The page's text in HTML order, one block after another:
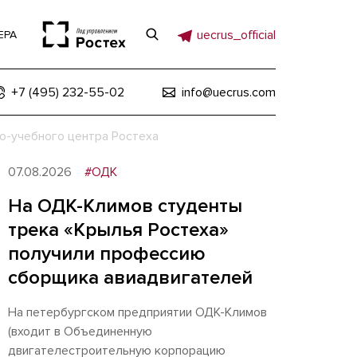
uecrus_official
+7 (495) 232-55-02 info@uecrus.com
учебного центра Ростеха
07.08.2026 #ОДК
На ОДК-Климов студенты
трека «Крылья Ростеха»
получили профессию
сборщика авиадвигателей
На петербургском предприятии ОДК-Климов
(входит в Объединенную
двигателестроительную корпорацию